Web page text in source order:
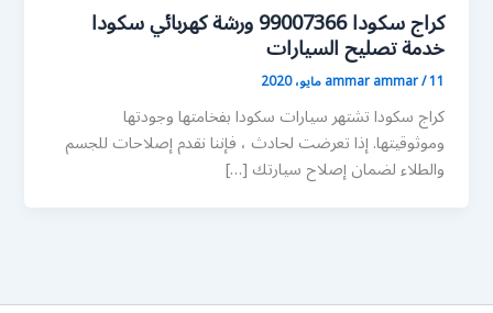
كراج سكودا 99007366 ورشة كهربائي سكودا
خدمة تصليح السيارات
ammar ammar/11 مايو، 2020
كراج سكودا تشتهر سيارات سكودا بفخامتها وجودتها
وموثوقيتها. إذا تعرضت لحادث ، فإننا نقدم إصلاحات للجسم
والطلاء لضمان إصلاح سيارتك […]